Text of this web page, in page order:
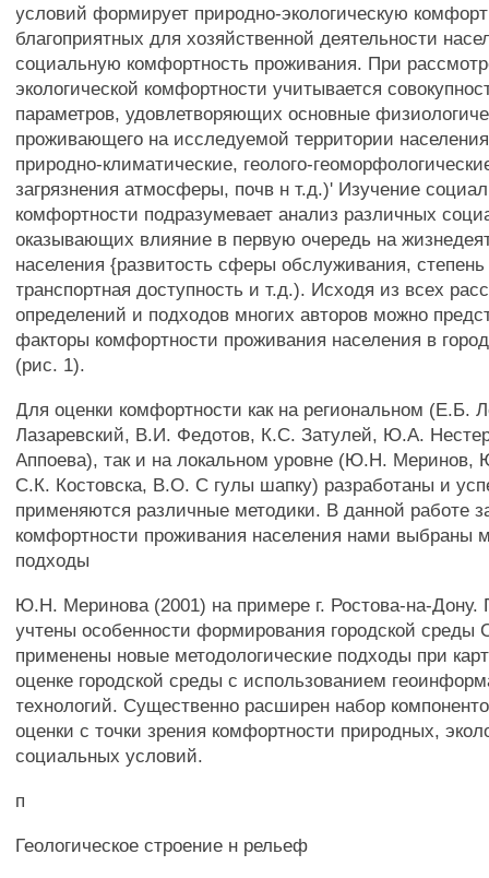
условий формирует природно-экологическую
благоприятных для хозяйственной деятельности
социальную комфортность проживания. При
экологической комфортности учитывается
параметров, удовлетворяющих основные
проживающего на исследуемой территории
природно-климатические, геолого-
загрязнения атмосферы, почв н т.д.)' Изучение
комфортности подразумевает анализ различных
оказывающих влияние в первую очередь на
населения {развитость сферы обслуживания,
транспортная доступность и т.д.). Исходя из всех
определений и подходов многих авторов можно
факторы комфортности проживания населения в
(рис. 1).
Для оценки комфортности как на региональном (Е.Б.
Лазаревский, В.И. Федотов, К.С. Затулей, Ю.А.
Аппоева), так и на локальном уровне (Ю.Н. Меринов,
С.К. Костовска, В.О. С гулы шапку) разработаны и
применяются различные методики. В данной работе
комфортности проживания населения нами выбраны
подходы
Ю.Н. Меринова (2001) на примере г. Ростова-на-
учтены особенности формирования городской среды
применены новые методологические подходы при
оценке городской среды с использованием
технологий. Существенно расширен набор
оценки с точки зрения комфортности природных,
социальных условий.
п
Геологическое строение н рельеф